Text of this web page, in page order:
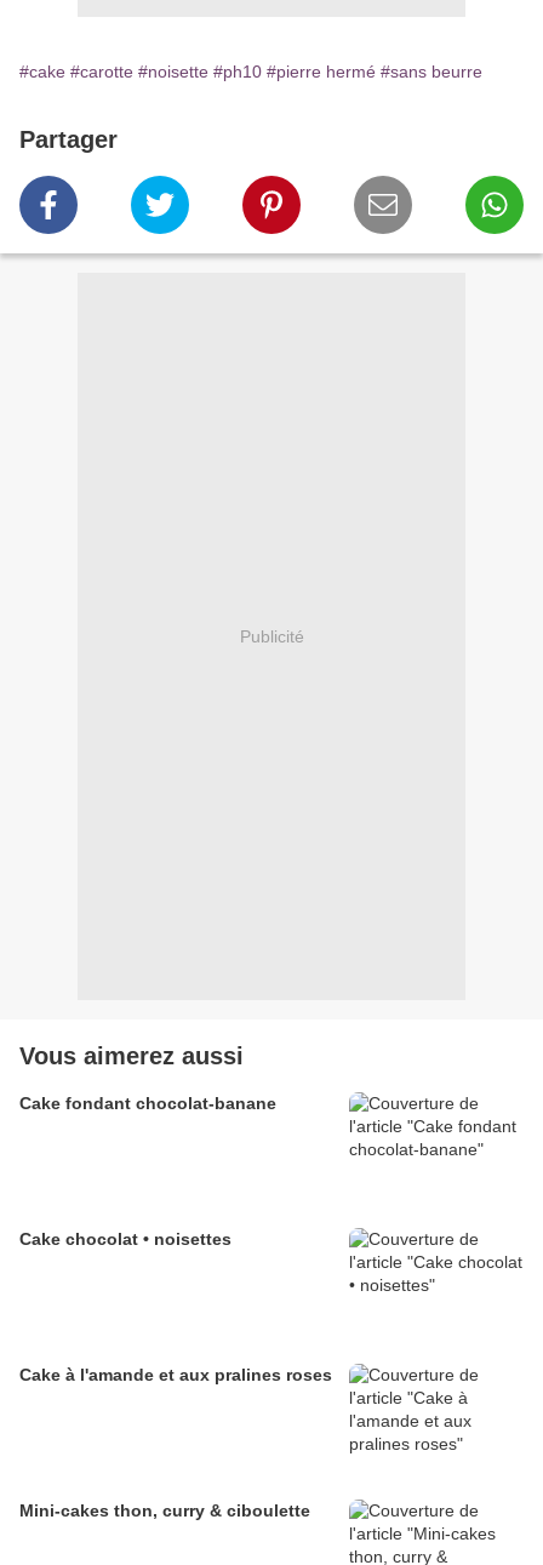
#cake #carotte #noisette #ph10 #pierre hermé #sans beurre
Partager
Publicité
Vous aimerez aussi
Cake fondant chocolat-banane
Cake chocolat • noisettes
Cake à l'amande et aux pralines roses
Mini-cakes thon, curry & ciboulette